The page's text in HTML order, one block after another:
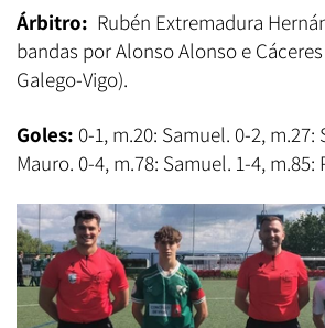
Árbitro: Rubén Extremadura
bandas por Alonso Alonso e
Galego-Vigo).
Goles: 0-1, m.20: Samuel. 0-2, m.27:
Mauro. 0-4, m.78: Samuel. 1-4, m.85: